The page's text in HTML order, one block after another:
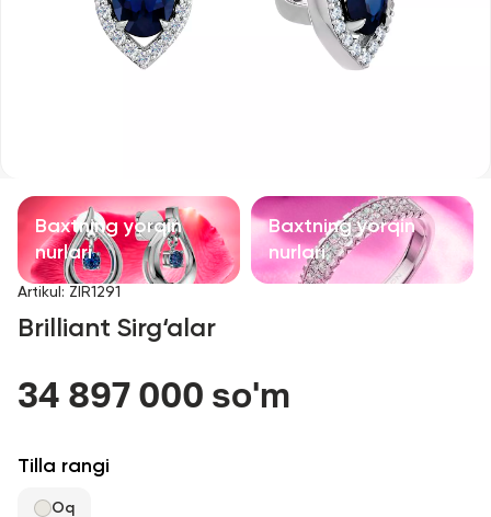
Kulonlar
Aksessuarlar
Barcha
Sevimli
Baxtning yorqin
nurlari
Baxtning yorqin
nurlari
Artikul : ZIR1291
Brilliant Sirg‘alar
34 897 000 so'm
Tilla rangi
Oq